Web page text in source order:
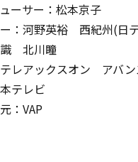
ーサー：松本京子
：河野英裕 西紀州(日
識 北川瞳
レアックスオン アバン
テレビ
：VAP